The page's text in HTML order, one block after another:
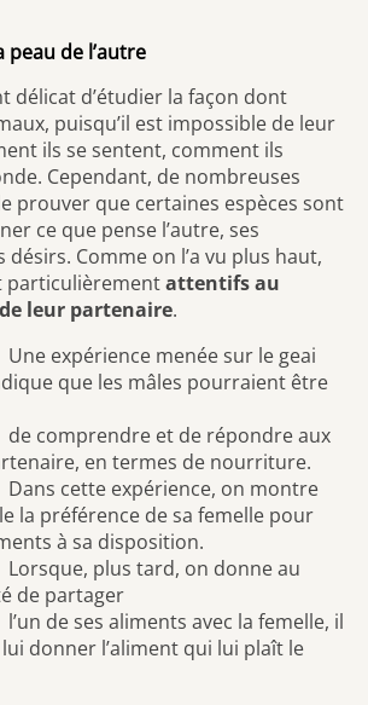
peau de l’autre
délicat d’étudier la façon dont
puisqu’il est impossible de leur
ils se sentent, comment ils
Cependant, de nombreuses
prouver que certaines espèces sont
ce que pense l’autre, ses
Comme on l’a vu plus haut,
particulièrementattentifs au
leur partenaire.
menée sur le geai
que les mâles pourraient être
et de répondre aux
en termes de nourriture.
expérience, on montre
la préférence de sa femelle pour
à sa disposition.
tard, on donne au
de partager
aliments avec la femelle, il
donner l’aliment qui lui plaît le